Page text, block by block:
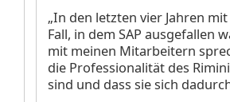
„In den letzten vier Jahren
Fall, in dem SAP ausgefallen
mit meinen Mitarbeitern
die Professionalität des
sind und dass sie sich